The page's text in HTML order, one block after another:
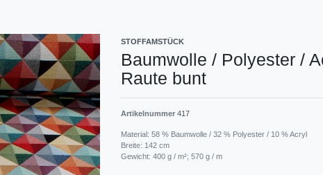
STOFFAMSTÜCK
Baumwolle / Polyester /
Raute bunt
Artikelnummer 417
Material: 58 % Baumwolle / 32 % Polyester / 10 % Acryl
Breite: 142 cm
Gewicht: 400 g / m²; 570 g / m